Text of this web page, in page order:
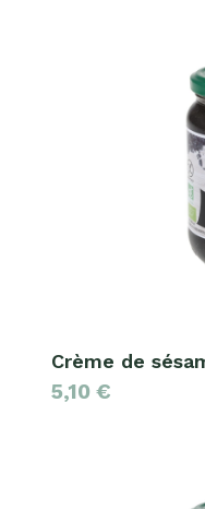
Crème de
5,10 €